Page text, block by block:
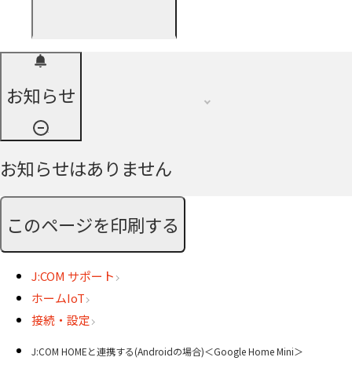
お知らせ
お知らせはありません
このページを印刷する
J:COM サポート
ホームIoT
接続・設定
J:COM HOMEと連携する(Androidの場合)＜Google Home Mini＞